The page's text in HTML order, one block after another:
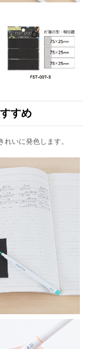
すめ
いに発色します。